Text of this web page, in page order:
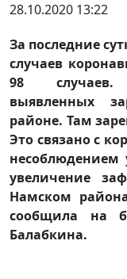
28.10.2020 13:22
За последние
случаев
98 случаев.
выявленных
районе. Там
Это связано с
несоблюдением
увеличение
Намском
сообщила на
Балабкина.